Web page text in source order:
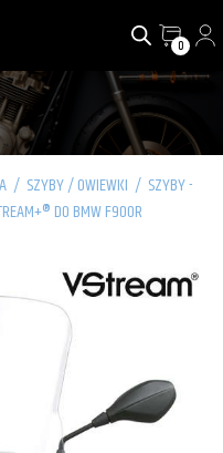
0
/ SZYBY / OWIEWKI / SZYBY -
DO BMW F900R